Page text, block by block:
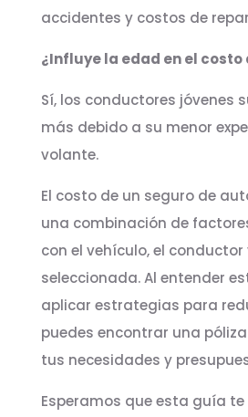
accidentes y costos de
¿Influye la edad en el costo
Sí, los conductores jóvenes
más debido a su menor
volante.
El costo de un seguro de
una combinación de
con el vehículo, el
seleccionada. Al entender
aplicar estrategias para
puedes encontrar una
tus necesidades y
Esperamos que esta guía